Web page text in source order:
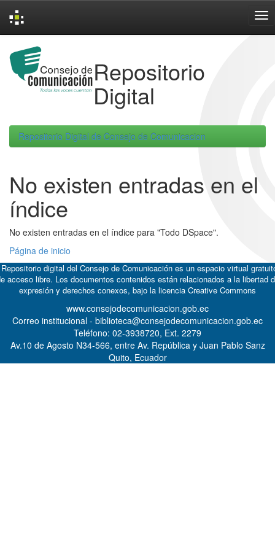
navigation
Repositorio
Digital
Repositorio Digital de Consejo de Comunicacion
No existen entradas en el
índice
No existen entradas en el índice para "Todo DSpace".
Página de inicio
digital del Consejo de Comunicación es un espacio virtual
acceso libre. Los documentos contenidos están relacionados a la libertad
expresión y derechos conexos, bajo la licencia Creative Commons
www.consejodecomunicacion.gob.ec
Correo institucional - biblioteca@consejodecomunicacion.gob.ec
Teléfono: 02-3938720, Ext. 2279
Av.10 de Agosto N34-566, entre Av. República y Juan Pablo Sanz
Quito, Ecuador